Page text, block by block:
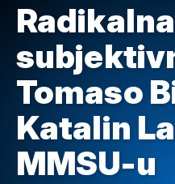
Radikalna
Tomaso
Katalin
MMSU-u